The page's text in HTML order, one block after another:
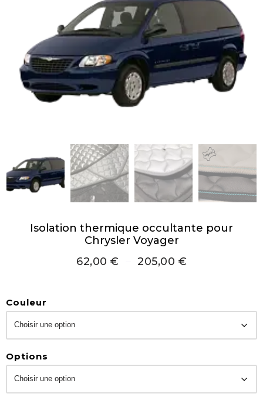
Isolation thermique occultante pour
Chrysler Voyager
62,00 € 205,00 €
Couleur
Options